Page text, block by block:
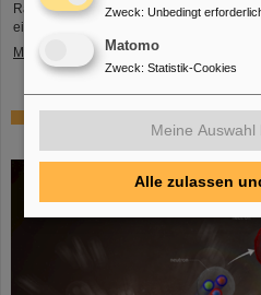
Rätsels über den Ursprung von Blei in
eine herausragende Leistung für GSI/FAIR
Mehr »
Atomkerne – GSI/FAIR-
Zweck: Unbedingt
Matomo
Zweck: Statistik-Cookies
Meine Auswahl
Alle zulassen